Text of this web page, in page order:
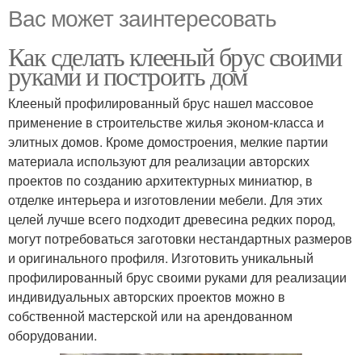
Вас может заинтересовать
Как сделать клееный брус своими
руками и построить дом
Клееный профилированный брус нашел массовое
применение в строительстве жилья эконом-класса и
элитных домов. Кроме домостроения, мелкие партии
материала используют для реализации авторских
проектов по созданию архитектурных миниатюр, в
отделке интерьера и изготовлении мебели. Для этих
целей лучше всего подходит древесина редких пород,
могут потребоваться заготовки нестандартных размеров
и оригинального профиля. Изготовить уникальный
профилированный брус своими руками для реализации
индивидуальных авторских проектов можно в
собственной мастерской или на арендованном
оборудовании.